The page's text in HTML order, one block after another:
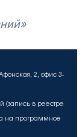
2, офис 3-
(запись в реестре
на программное